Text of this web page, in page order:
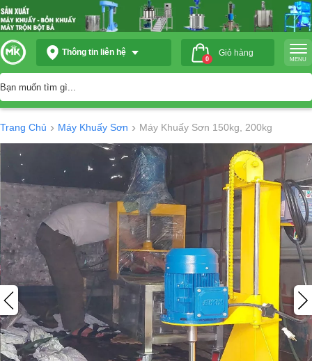
Thông tin liên hệ
0
Giỏ hàng
MENU
Trang Chủ › Máy Khuấy Sơn › Máy Khuấy Sơn 150kg, 200kg